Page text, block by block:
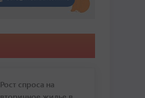
Рост спроса на